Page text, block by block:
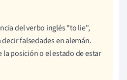
del verbo inglés "to lie",
falsedades en alemán.
posición o el estado de estar